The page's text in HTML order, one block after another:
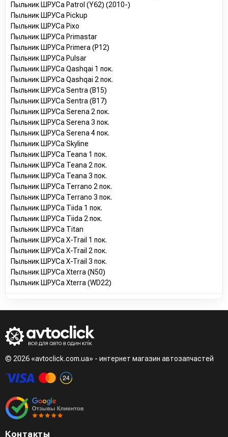
Пыльник ШРУСа Patrol (Y62) (2010-)
Пыльник ШРУСа Pickup
Пыльник ШРУСа Pixo
Пыльник ШРУСа Primastar
Пыльник ШРУСа Primera (P12)
Пыльник ШРУСа Pulsar
Пыльник ШРУСа Qashqai 1 пок.
Пыльник ШРУСа Qashqai 2 пок.
Пыльник ШРУСа Sentra (B15)
Пыльник ШРУСа Sentra (B17)
Пыльник ШРУСа Serena 2 пок.
Пыльник ШРУСа Serena 3 пок.
Пыльник ШРУСа Serena 4 пок.
Пыльник ШРУСа Skyline
Пыльник ШРУСа Teana 1 пок.
Пыльник ШРУСа Teana 2 пок.
Пыльник ШРУСа Teana 3 пок.
Пыльник ШРУСа Terrano 2 пок.
Пыльник ШРУСа Terrano 3 пок.
Пыльник ШРУСа Tiida 1 пок.
Пыльник ШРУСа Tiida 2 пок.
Пыльник ШРУСа Titan
Пыльник ШРУСа X-Trail 1 пок.
Пыльник ШРУСа X-Trail 2 пок.
Пыльник ШРУСа X-Trail 3 пок.
Пыльник ШРУСа Xterra (N50)
Пыльник ШРУСа Xterra (WD22)
© 2026 «avtoclick.com.ua» - интернет магазин автозапчастей
Контакты